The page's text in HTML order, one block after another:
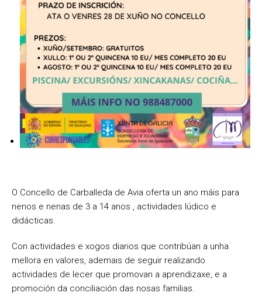
O Concello de Carballeda de Avia oferta un ano máis para
nenos e nenas de 3 a 14 anos , actividades lúdico e
didácticas.
Con actividades e xogos diarios que contribúan a unha
mellora en valores, ademais de seguir realizando
actividades de lecer que promovan a aprendizaxe, e a
promoción da conciliación das nosas familias.